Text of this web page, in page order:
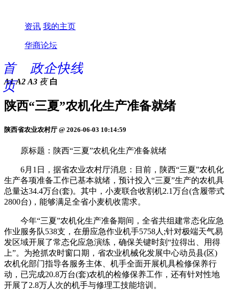
资讯 我的主页
华商论坛
首
页
政企快线
A1 A2 A3 夜 白
陕西“三夏”农机化生产准备就绪
陕西省农业农村厅 @ 2026-06-03 10:14:59
原标题：陕西“三夏”农机化生产准备就绪
6月1日，据省农业农村厅消息：目前，陕西“三夏”农机化
生产各项准备工作已基本就绪，预计投入“三夏”生产的农机具
总量达34.4万台(套)。其中，小麦联合收割机2.1万台(含履带式
2800台)，能够满足全省小麦机收需求。
今年“三夏”农机化生产准备期间，全省共组建常态化应急
作业服务队538支，在册应急作业机手5758人;针对极端天气易
发区域开展了常态化应急演练，确保关键时刻“拉得出、用得
上”。为抢抓农时窗口期，省农业机械化发展中心动员县(区)
农机化部门指导各服务主体、机手全面开展机具检修保养行
动，已完成20.8万台(套)农机的检修保养工作，还有针对性地
开展了2.8万人次的机手与修理工技能培训。